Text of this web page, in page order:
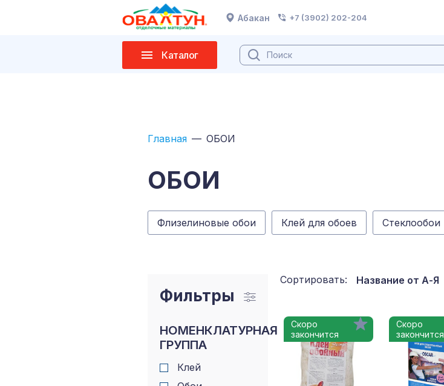
Абакан +7 (3902) 202-204
Каталог
Главная ОБОИ
ОБОИ
Флизелиновые обои Клей для обоев Стеклообои
Фильтры
НОМЕНКЛАТУРНАЯ
ГРУППА
Клей
Сортировать: Название от А-Я
Скоро
закончится
Скоро
закончится